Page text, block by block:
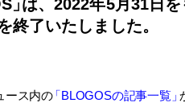
」は、2022年5月31日
終了いたしました。
ース内の「BLOGOSの記事一覧」